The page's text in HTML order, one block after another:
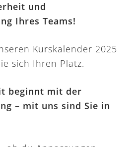
und
Ihres Teams!
Kurskalender 2025
sich Ihren Platz.
beginnt mit der
– mit uns sind Sie in